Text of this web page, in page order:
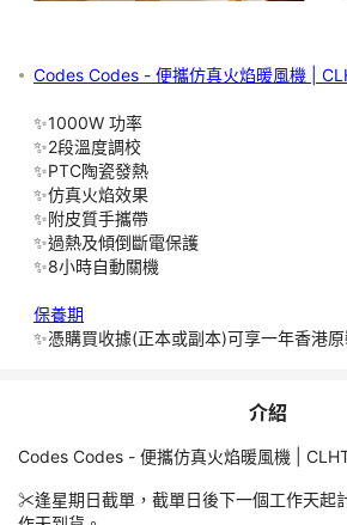
📦【速遞派送】(自提站/智能櫃除外)：到
包括星期六日及公眾假期) 經速遞公司寄出
商業地區及住宅，並不適用於離島地區及
島地區】包括：如馬灣， 香港迪士尼樂園
平360，大嶼山 (梅窩， 寶蓮寺及大澳)，
島， 貝澳， 長沙， 塘福， 水口， 石壁，
進入的區域。不適用於之地區會不定期更
疑問歡迎向我們查詢。收費及派送地區只
地址之樓層，將收取每件每層HK$50(每
或村屋 (停車處與送貨地址出入口距離100
收取額外HK$100。路程超過100米搬抬貨
Codes Codes - 便攜仿真火焰暖風機 |
✨1000W 功率
✨2段溫度調校
✨PTC陶瓷發熱
✨仿真火焰效果
✨附皮質手攜帶
✨過熱及傾倒斷電保護
✨8小時自動關機
保養期
✨憑購買收據(正本或副本)可享一年香港原
介紹
Codes Codes - 便攜仿真火焰暖風機 |
✂️逢星期日截單，截單日後下一個工作天起